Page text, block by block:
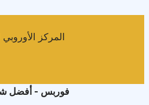
المركز
فوربس - أفضل